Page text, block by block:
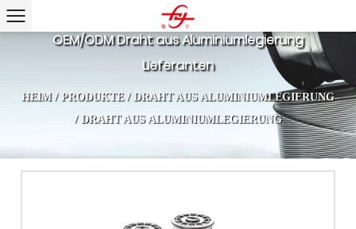
OEM/ODM Draht aus Aluminiumlegierung
Lieferanten
HEIM/ PRODUKTE/ DRAHT AUS ALUMINIUMLEGIERUNG
/ DRAHT AUS ALUMINIUMLEGIERUNG